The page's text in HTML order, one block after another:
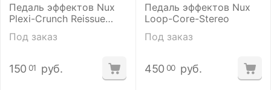
Педаль эффектов Nux
Plexi-Crunch Reissue
Под заказ
150 01 руб.
Педаль эффектов Nux
Loop-Core-Stereo
Под заказ
450 00 руб.